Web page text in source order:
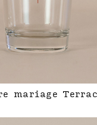
mariage